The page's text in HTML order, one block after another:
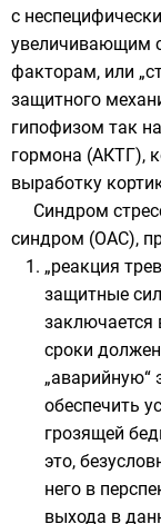
с
увеличивающим
факторам, или
защитного
гипофизом так
гормона (АКТГ),
выработку
Синдром
синдром (ОАС),
„реакция
защитные
заключается
сроки
„аварийную“
обеспечить
грозящей
это,
него в
выхода в